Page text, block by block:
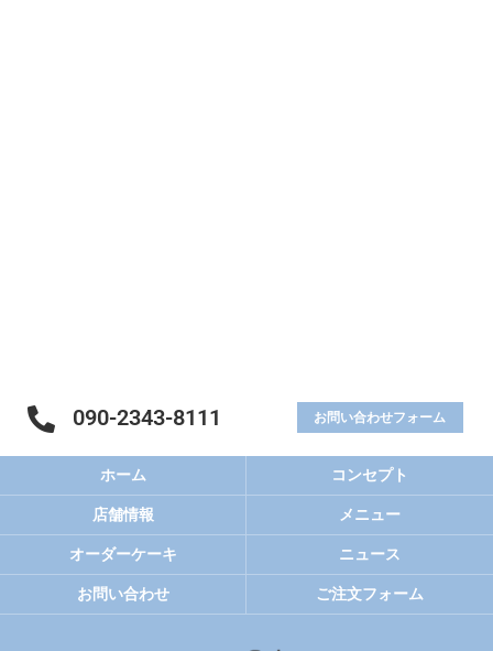
090-2343-8111 お問い合わせフォーム
ホーム コンセプト
店舗情報 メニュー
オーダーケーキ ニュース
お問い合わせ ご注文フォーム